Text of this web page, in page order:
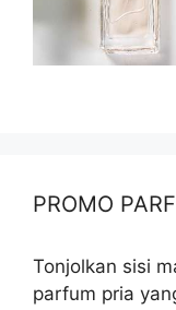
PROMO
Tonjolkan sisi
parfum pria